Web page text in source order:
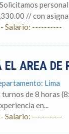
// con
Salario: ----------
EL AREA DE
Lima
de 8 horas
en...
Salario: ----------